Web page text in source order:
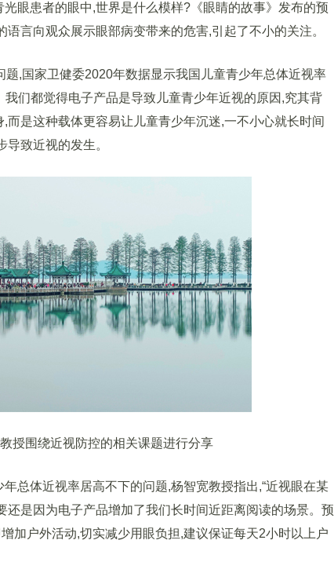
患者的眼中,世界是什么模样?《眼睛的故事》发布的预
言向观众展示眼部病变带来的危害,引起了不小的关注。
,国家卫健委2020年数据显示我国儿童青少年总体近视率
们都觉得电子产品是导致儿童青少年近视的原因,究其背
而是这种载体更容易让儿童青少年沉迷,一不小心就长时间
致近视的发生。
围绕近视防控的相关课题进行分享
体近视率居高不下的问题,杨智宽教授指出,“近视眼在某
还是因为电子产品增加了我们长时间近距离阅读的场景。预
增加户外活动,切实减少用眼负担,建议保证每天2小时以上户